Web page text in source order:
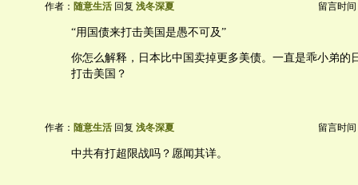
作者： 随意生活 回复 浅冬深夏 留言时间
“用国债来打击美国是愚不可及”
你怎么解释，日本比中国卖掉更多美债。一直是乖小弟的
打击美国？
作者： 随意生活 回复 浅冬深夏 留言时间
中共有打超限战吗？愿闻其详。